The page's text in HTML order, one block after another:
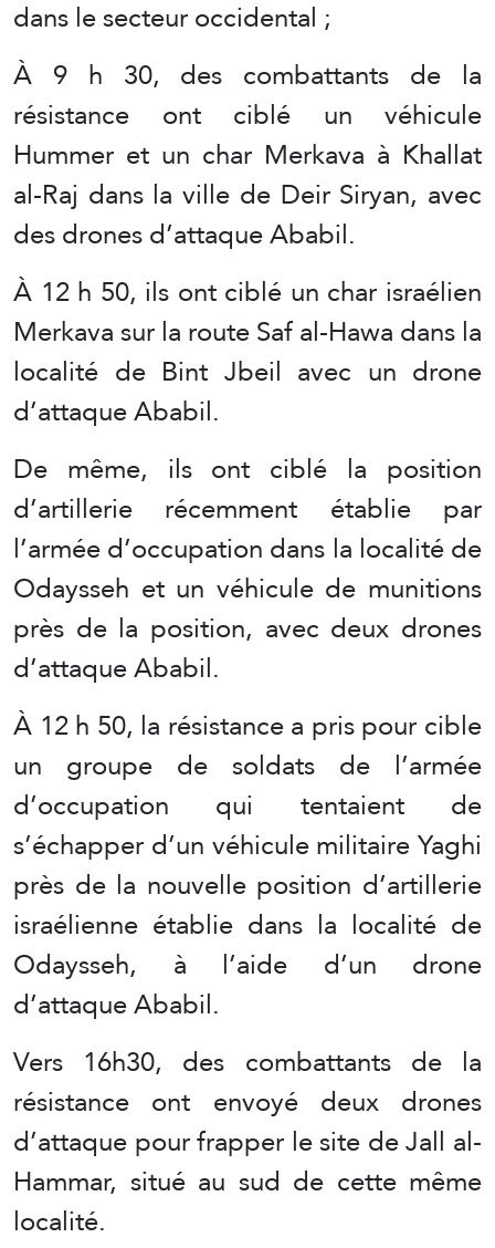
dans le secteur occidental ;
À 9 h 30, des combattants de la
résistance ont ciblé un véhicule
Hummer et un char Merkava à Khallat
al-Raj dans la ville de Deir Siryan, avec
des drones d’attaque Ababil.
À 12 h 50, ils ont ciblé un char israélien
Merkava sur la route Saf al-Hawa dans la
localité de Bint Jbeil avec un drone
d’attaque Ababil.
De même, ils ont ciblé la position
d’artillerie récemment établie par
l’armée d’occupation dans la localité de
Odaysseh et un véhicule de munitions
près de la position, avec deux drones
d’attaque Ababil.
À 12 h 50, la résistance a pris pour cible
un groupe de soldats de l’armée
d’occupation qui tentaient de
s’échapper d’un véhicule militaire Yaghi
près de la nouvelle position d’artillerie
israélienne établie dans la localité de
Odaysseh, à l’aide d’un drone
d’attaque Ababil.
Vers 16h30, des combattants de la
résistance ont envoyé deux drones
d’attaque pour frapper le site de Jall al-
Hammar, situé au sud de cette même
localité.